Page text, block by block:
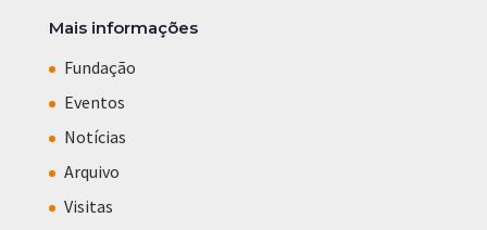
Mais informações
Fundação
Eventos
Notícias
Arquivo
Visitas